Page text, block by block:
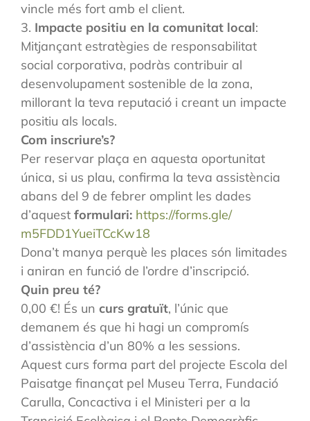
vincle més fort amb el client.
3. Impacte positiu en la comunitat local:
Mitjançant estratègies de responsabilitat
social corporativa, podràs contribuir al
desenvolupament sostenible de la zona,
millorant la teva reputació i creant un impacte
positiu als locals.
Com inscriure’s?
Per reservar plaça en aquesta oportunitat
única, si us plau, confirma la teva assistència
abans del 9 de febrer omplint les dades
d’aquest formulari: https://forms.gle/
m5FDD1YueiTCcKw18
Dona’t manya perquè les places són limitades
i aniran en funció de l’ordre d’inscripció.
Quin preu té?
0,00 €! És un curs gratuït, l’únic que
demanem és que hi hagi un compromís
d’assistència d’un 80% a les sessions.
Aquest curs forma part del projecte Escola del
Paisatge finançat pel Museu Terra, Fundació
Carulla, Concactiva i el Ministeri per a la